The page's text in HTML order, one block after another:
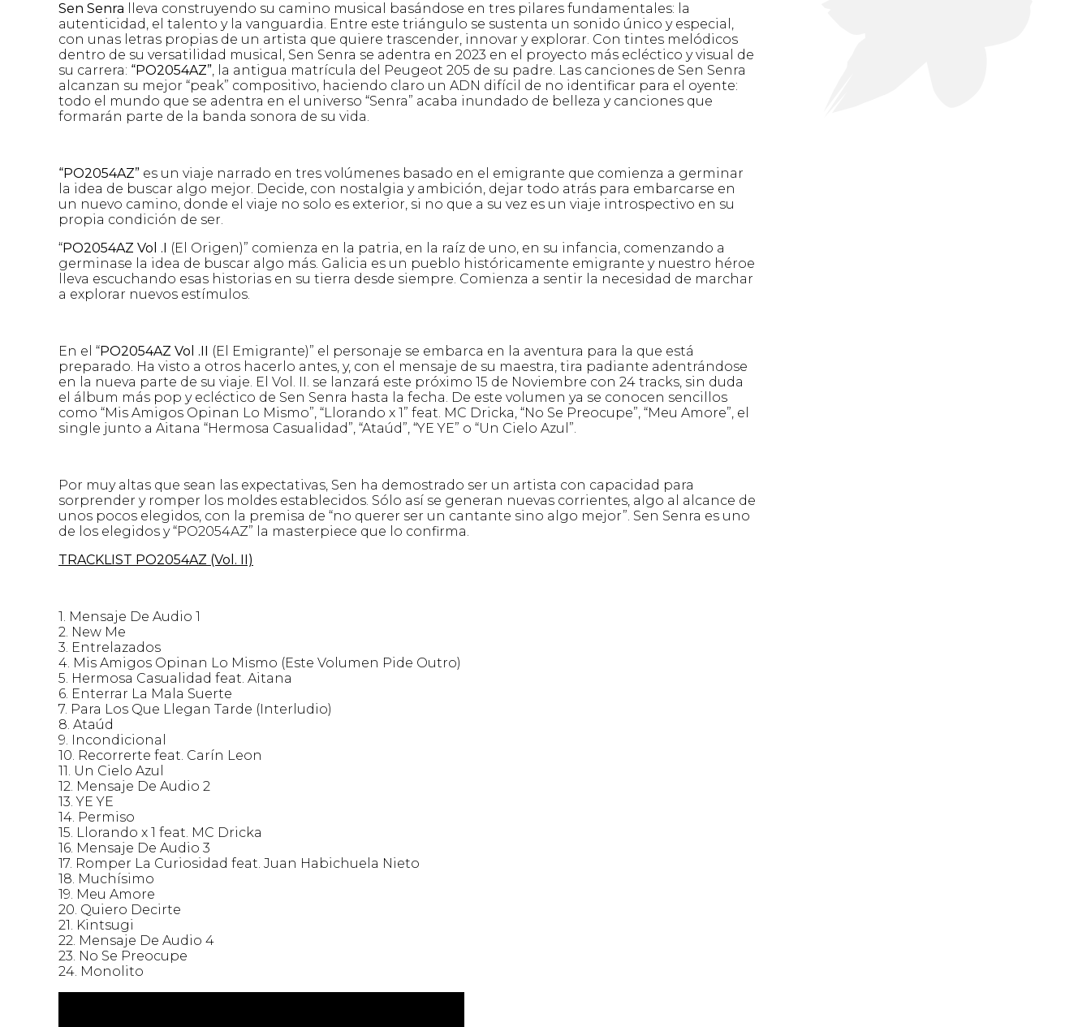
Sen Senra lleva construyendo su camino musical basándose en tres pilares fundamentales: la
autenticidad, el talento y la vanguardia. Entre este triángulo se sustenta un sonido único y especial,
con unas letras propias de un artista que quiere trascender, innovar y explorar. Con tintes melódicos
dentro de su versatilidad musical, Sen Senra se adentra en 2023 en el proyecto más ecléctico y visual de
su carrera: “PO2054AZ”, la antigua matrícula del Peugeot 205 de su padre. Las canciones de Sen Senra
alcanzan su mejor “peak” compositivo, haciendo claro un ADN difícil de no identificar para el oyente:
todo el mundo que se adentra en el universo “Senra” acaba inundado de belleza y canciones que
formarán parte de la banda sonora de su vida.
“PO2054AZ” es un viaje narrado en tres volúmenes basado en el emigrante que comienza a germinar
la idea de buscar algo mejor. Decide, con nostalgia y ambición, dejar todo atrás para embarcarse en
un nuevo camino, donde el viaje no solo es exterior, si no que a su vez es un viaje introspectivo en su
propia condición de ser.
“PO2054AZ Vol .I (El Origen)” comienza en la patria, en la raíz de uno, en su infancia, comenzando a
germinase la idea de buscar algo más. Galicia es un pueblo históricamente emigrante y nuestro héroe
lleva escuchando esas historias en su tierra desde siempre. Comienza a sentir la necesidad de marchar
a explorar nuevos estímulos.
En el “PO2054AZ Vol .II (El Emigrante)” el personaje se embarca en la aventura para la que está
preparado. Ha visto a otros hacerlo antes, y, con el mensaje de su maestra, tira padiante adentrándose
en la nueva parte de su viaje. El Vol. II. se lanzará este próximo 15 de Noviembre con 24 tracks, sin duda
el álbum más pop y ecléctico de Sen Senra hasta la fecha. De este volumen ya se conocen sencillos
como “Mis Amigos Opinan Lo Mismo”, “Llorando x 1” feat. MC Dricka, “No Se Preocupe”, “Meu Amore”, el
single junto a Aitana “Hermosa Casualidad”, “Ataúd”, “YE YE” o “Un Cielo Azul”.
Por muy altas que sean las expectativas, Sen ha demostrado ser un artista con capacidad para
sorprender y romper los moldes establecidos. Sólo así se generan nuevas corrientes, algo al alcance de
unos pocos elegidos, con la premisa de “no querer ser un cantante sino algo mejor”. Sen Senra es uno
de los elegidos y “PO2054AZ” la masterpiece que lo confirma.
TRACKLIST PO2054AZ (Vol. II)
1.⁠ ⁠Mensaje De Audio 1
2.⁠ ⁠New Me
3.⁠ ⁠Entrelazados
4.⁠ ⁠Mis Amigos Opinan Lo Mismo (Este Volumen Pide Outro)
5.⁠ ⁠Hermosa Casualidad feat. Aitana
6.⁠ ⁠Enterrar La Mala Suerte
7.⁠ ⁠Para Los Que Llegan Tarde (Interludio)
8.⁠ ⁠Ataúd
9.⁠ ⁠Incondicional
10.⁠ ⁠Recorrerte feat. Carín Leon
11.⁠ ⁠Un Cielo Azul
12.⁠ ⁠Mensaje De Audio 2
13.⁠ ⁠YE YE
14.⁠ ⁠Permiso
15.⁠ ⁠Llorando x 1 feat. MC Dricka
16.⁠ ⁠Mensaje De Audio 3
17.⁠ ⁠Romper La Curiosidad feat. Juan Habichuela Nieto
18.⁠ ⁠Muchísimo
19.⁠ ⁠Meu Amore
20.⁠ ⁠Quiero Decirte
21.⁠ ⁠Kintsugi
22.⁠ ⁠Mensaje De Audio 4
23.⁠ ⁠No Se Preocupe
24.⁠ ⁠Monolito